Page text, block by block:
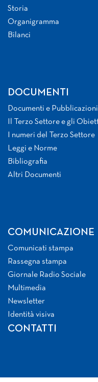
Storia
Organigramma
Bilanci
DOCUMENTI
Documenti e
Il Terzo Settore e gli
I numeri del Terzo Settore
Leggi e Norme
Bibliografia
Altri Documenti
COMUNICAZIONE
Comunicati stampa
Rassegna stampa
Giornale Radio Sociale
Multimedia
Newsletter
Identità visiva
CONTATTI